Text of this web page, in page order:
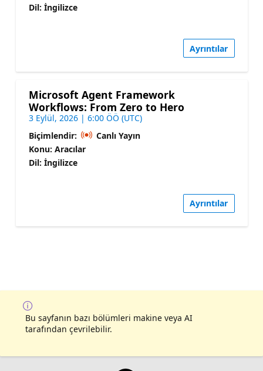
Dil: İngilizce
Ayrıntılar
Microsoft Agent Framework
Workflows: From Zero to Hero
3 Eylül, 2026 | 6:00 ÖÖ (UTC)
Biçimlendir:
Canlı Yayın
Konu: Aracılar
Dil: İngilizce
Ayrıntılar
Bu sayfanın bazı bölümleri makine veya AI
tarafından çevrilebilir.